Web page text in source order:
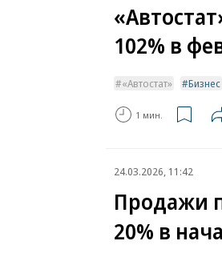
102% в
«Автостат» Бизнес
1 мин.
24.03.2026, 11:42
Продажи
20% в